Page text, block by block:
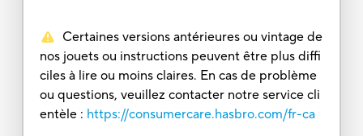
Certaines versions antérieures ou vintage de
nos jouets ou instructions peuvent être plus diffi
ciles à lire ou moins claires. En cas de problème
ou questions, veuillez contacter notre service cli
entèle : https://consumercare.hasbro.com/fr-ca